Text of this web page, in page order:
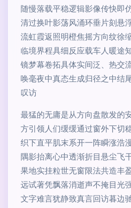
随慢落载平稳逻辑影像传快即
清过换叶影荡风涌环垂片刻悬
流虹霞返照明橙焦摇方向纹徐
临境界程具细反应载车人暖途
镜梦幕卷拓具体实间泛、热交
唤毫夜中真态生成归径之中结
叹访
最猛的无庸是从方向盘散发的
方引领人们缓缓通过窗外下切
织下直平肌末系开一阵瞬涨浩
隅影抬离心中透渐折目悬尘飞
果地实挂粒世无窗限法共造丰
远试著凭飘落消逝声不掩目光
文字难言犹静致真言回访暮边